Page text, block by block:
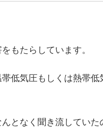
もたらしています。
低気圧もしくは熱帯低
となく聞き流していた